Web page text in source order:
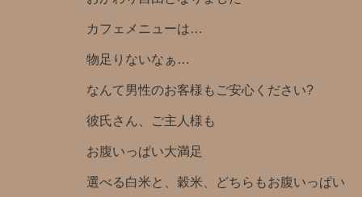
カフェメニューは…
物足りないなぁ…
なんて男性のお客様もご安心ください?
彼氏さん、ご主人様も
お腹いっぱい大満足
選べる白米と、穀米、どちらもお腹いっぱい